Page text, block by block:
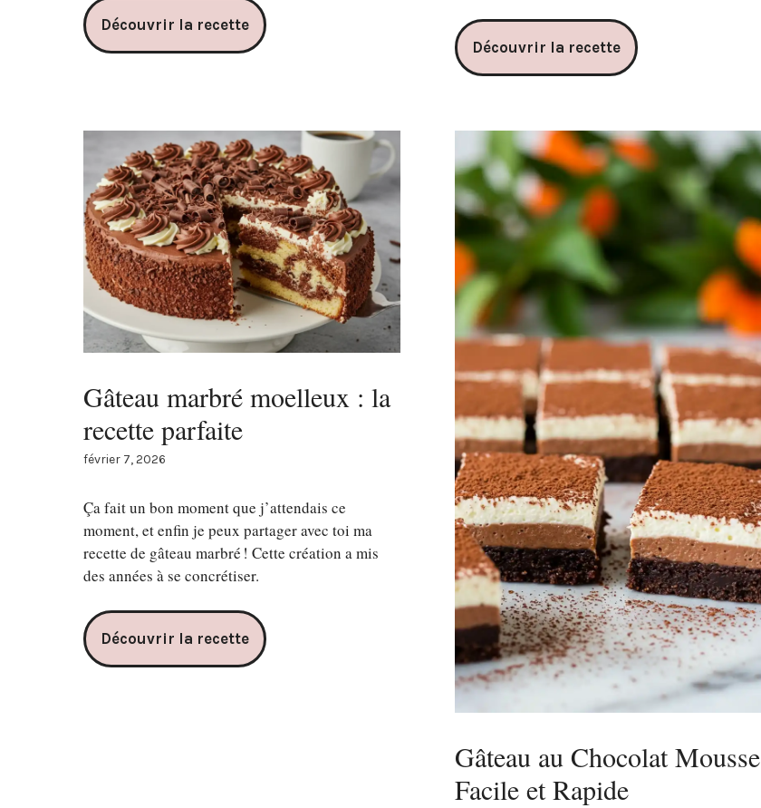
Découvrir la recette
Découvrir la recette
Gâteau marbré moelleux : la
recette parfaite
février 7, 2026
Ça fait un bon moment que j’attendais ce
moment, et enfin je peux partager avec toi ma
recette de gâteau marbré ! Cette création a mis
des années à se concrétiser.
Découvrir la recette
Gâteau au Chocolat Mousse
Facile et Rapide